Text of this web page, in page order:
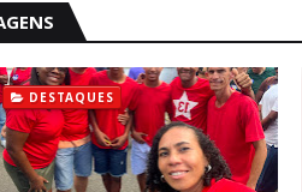
DESTAQUES